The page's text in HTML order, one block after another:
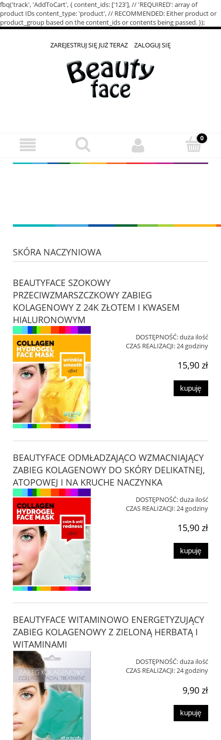
fbq('track', 'AddToCart', { content_ids: ['123'], // 'REQUIRED': array of
product IDs content_type: 'product', // RECOMMENDED: Either product or
product_group based on the content_ids or contents being passed. });
ZAREJESTRUJ SIĘ JUŻ TERAZ ZALOGUJ SIĘ
SKÓRA NACZYNIOWA
BEAUTYFACE SZOKOWY
PRZECIWZMARSZCZKOWY ZABIEG
KOLAGENOWY Z 24K ZŁOTEM I KWASEM
HIALURONOWYM
DOSTĘPNOŚĆ:duża ilość
CZAS REALIZACJI:24 godziny
15,90 zł
kupuję
BEAUTYFACE ODMŁADZAJĄCO WZMACNIAJĄCY
ZABIEG KOLAGENOWY DO SKÓRY DELIKATNEJ,
ATOPOWEJ I NA KRUCHE NACZYNKA
DOSTĘPNOŚĆ:duża ilość
CZAS REALIZACJI: 24 godziny
15,90 zł
kupuję
BEAUTYFACE WITAMINOWO ENERGETYZUJĄCY
ZABIEG KOLAGENOWY Z ZIELONĄ HERBATĄ I
WITAMINAMI
DOSTĘPNOŚĆ:duża ilość
CZAS REALIZACJI:24 godziny
9,90 zł
kupuję